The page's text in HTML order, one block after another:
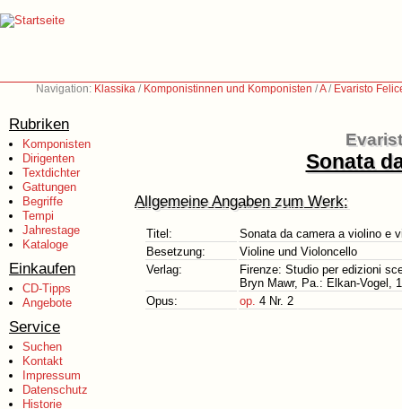
Navigation: Klassika / Komponistinnen und Komponisten /A/ Evaristo
Rubriken
Komponisten
Dirigenten
Textdichter
Gattungen
Begriffe
Tempi
Jahrestage
Kataloge
Einkaufen
CD-Tipps
Angebote
Service
Suchen
Kontakt
Impressum
Datenschutz
Historie
Sonata
Allgemeine Angaben zum Werk:
Titel:
Sonata da camera a violino e
Besetzung:
Violine und Violoncello
Verlag:
Firenze: Studio per edizioni
Bryn Mawr, Pa.: Elkan-Vogel,
Opus:
op. 4 Nr. 2